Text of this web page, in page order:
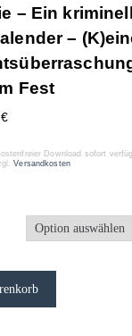
– Ein
–
Fest
€
Download sofort
Versandkosten